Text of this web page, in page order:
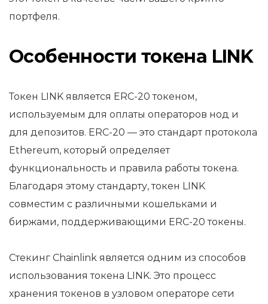
портфеля.
Особенности токена LINK
Токен LINK является ERC-20 токеном,
используемым для оплаты операторов нод и
для депозитов. ERC-20 — это стандарт протокола
Ethereum, который определяет
функциональность и правила работы токена.
Благодаря этому стандарту, токен LINK
совместим с различными кошельками и
биржами, поддерживающими ERC-20 токены.
Стекинг Chainlink является одним из способов
использования токена LINK. Это процесс
хранения токенов в узловом операторе сети